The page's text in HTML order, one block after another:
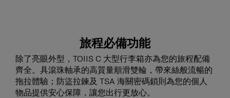
旅程必備功能
除了亮眼外型，TOIIS C 大型行李箱亦為您的旅程配備
齊全。具滾珠軸承的高質量順滑雙輪，帶來絲般流暢的
拖拉體驗；防盜拉鍊及 TSA 海關密碼鎖則為您的個人
物品提供安心保障，讓您出行更放心。